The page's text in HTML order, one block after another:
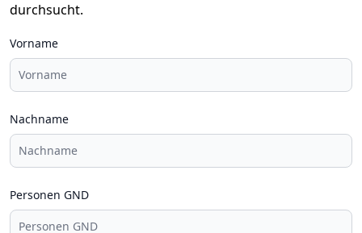
durchsucht.
Vorname
Nachname
Personen GND